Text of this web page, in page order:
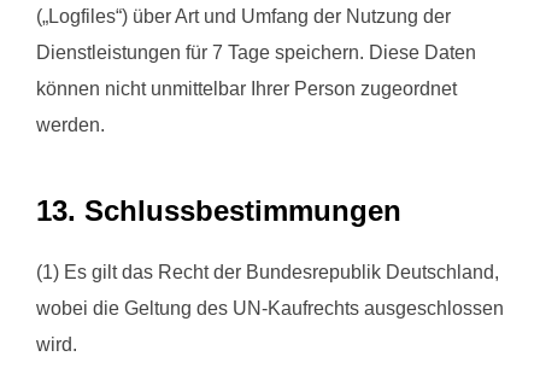
(„Logfiles“) über Art und Umfang der Nutzung der
Dienstleistungen für 7 Tage speichern. Diese Daten
können nicht unmittelbar Ihrer Person zugeordnet
werden.
13. Schlussbestimmungen
(1) Es gilt das Recht der Bundesrepublik Deutschland,
wobei die Geltung des UN-Kaufrechts ausgeschlossen
wird.